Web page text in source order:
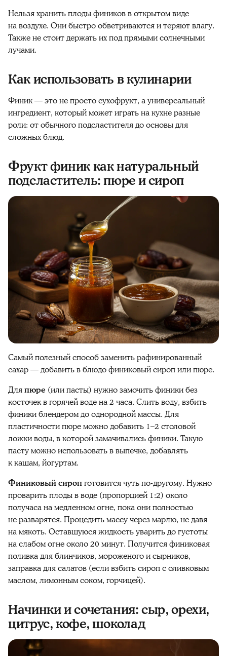
Нельзя хранитьплодыфиниковв открытомвиде
на воздухе. Они быстро обветриваются и теряют влагу.
Также нестоитдержать их под прямыми солнечными
лучами.
Как использовать в кулинарии
Финик— это не просто сухофрукт, а универсальный
ингредиент, который может играть на кухне разные
роли: от обычного подсластителя до основы для
сложных блюд.
Фрукт финик как натуральный
подсластитель: пюре и сироп
Самыйполезный способ заменить рафинированный
сахар — добавить в блюдофиниковыйсироп или пюре.
Дляпюре (или пасты) нужно замочитьфиникибез
косточек в горячей воде на 2 часа. Слить воду, взбить
финикиблендером до однородной массы. Для
пластичности пюре можно добавить 1–2 столовой
ложки воды, в которой замачивались финики. Такую
пасту можно использовать в выпечке, добавлять
к кашам, йогуртам.
Финиковыйсиропготовится чуть по-другому. Нужно
проваритьплодыв воде (пропорцией 1:2) около
получаса на медленном огне, пока они полностью
не разварятся. Процедить массу через марлю, не давя
на мякоть. Оставшуюся жидкость уварить до густоты
на слабом огне около 20 минут. Получитсяфиниковая
поливка для блинчиков, мороженого и сырников,
заправка для салатов (если взбить сироп с оливковым
маслом, лимонным соком, горчицей).
Начинки и сочетания: сыр, орехи,
цитрус, кофе, шоколад